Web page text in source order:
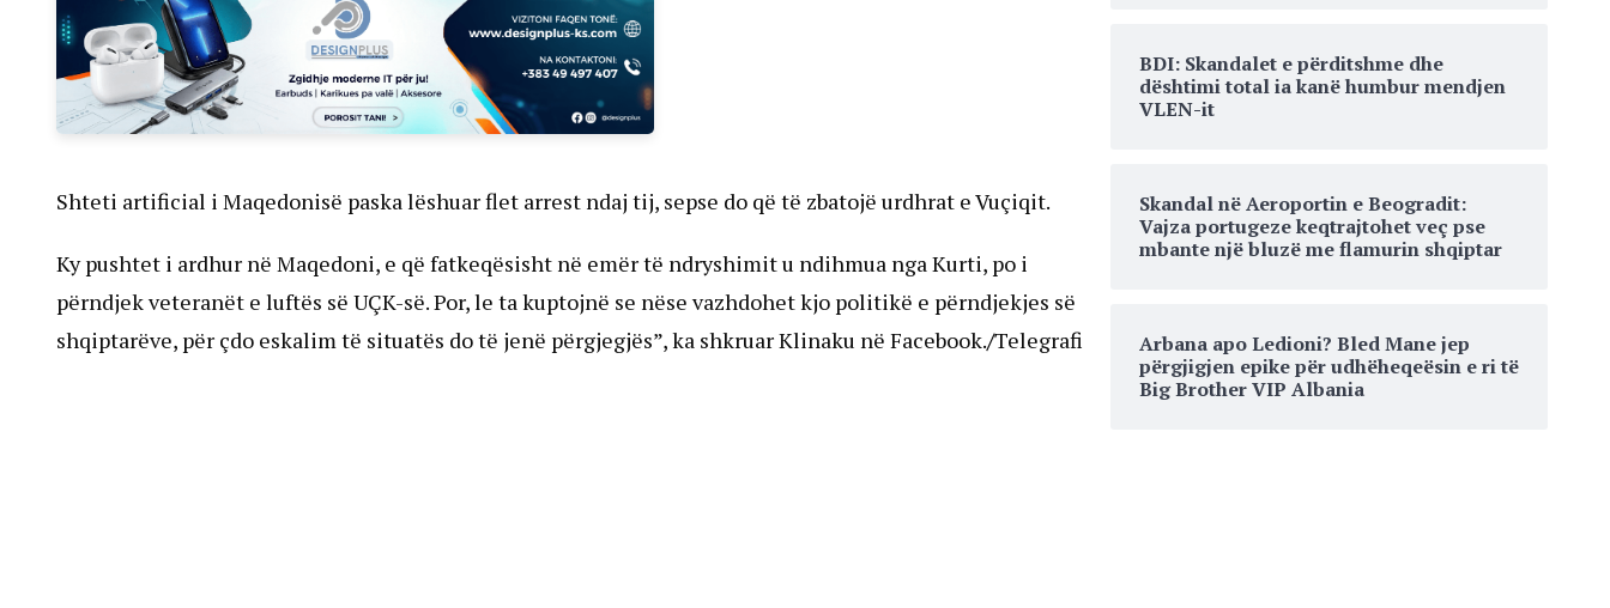
Shteti artificial i Maqedonisë paska lëshuar flet arrest ndaj tij, sepse do që të zbatojë urdhrat e Vuçiqit.
Ky pushtet i ardhur në Maqedoni, e që fatkeqësisht në emër të ndryshimit u ndihmua nga Kurti, po i
përndjek veteranët e luftës së UÇK-së. Por, le ta kuptojnë se nëse vazhdohet kjo politikë e përndjekjes së
shqiptarëve, për çdo eskalim të situatës do të jenë përgjegjës”, ka shkruar Klinaku në Facebook./Telegrafi
BDI: Skandalet e përditshme dhe
dështimi total ia kanë humbur mendjen
VLEN-it
Skandal në Aeroportin e Beogradit:
Vajza portugeze keqtrajtohet veç pse
mbante një bluzë me flamurin shqiptar
Arbana apo Ledioni? Bled Mane jep
përgjigjen epike për udhëheqeësin e ri të
Big Brother VIP Albania